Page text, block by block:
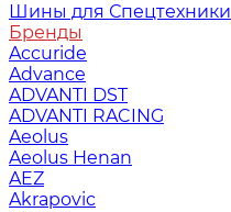
Шины для Спецтехники
Бренды
Accuride
Advance
ADVANTI DST
ADVANTI RACING
Aeolus
Aeolus Henan
AEZ
Akrapovic